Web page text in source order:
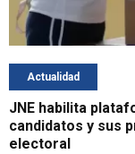
Actualidad
JNE habilita
candidatos y sus
electoral